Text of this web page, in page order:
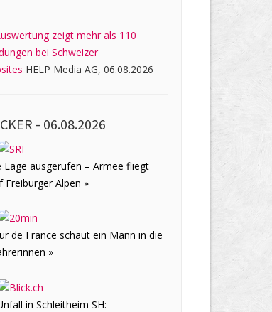
zeigt mehr als 110
bei Schweizer
HELP Media AG, 06.08.2026
- 06.08.2026
Lage ausgerufen – Armee fliegt
Freiburger Alpen »
de France schaut ein Mann in die
»
in Schleitheim SH: